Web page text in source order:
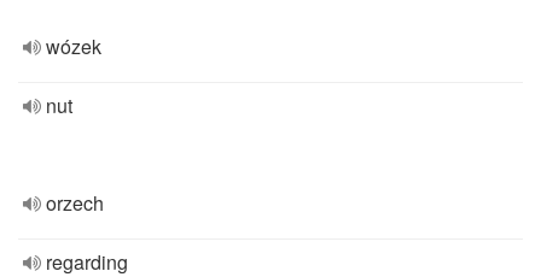
wózek
nut
orzech
regarding